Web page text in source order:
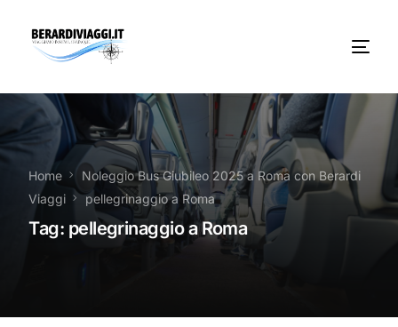
Home
Noleggio Bus Giubileo 2025 a Roma con Berardi
Viaggi
pellegrinaggio a Roma
Tag: pellegrinaggio a Roma
Chi Siamo
Noleggio
Autobus servizi
Vacanze Viaggi Frosinone